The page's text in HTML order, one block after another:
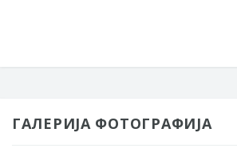
ГАЛЕРИЈА ФОТОГРАФИЈА